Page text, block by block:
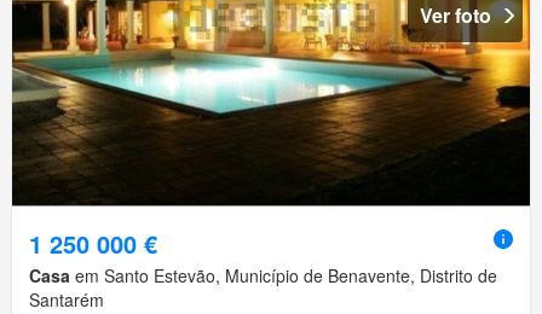
Ver foto
1 250 000 €
Casa em Santo Estevão, Município de Benavente, Distrito de
Santarém